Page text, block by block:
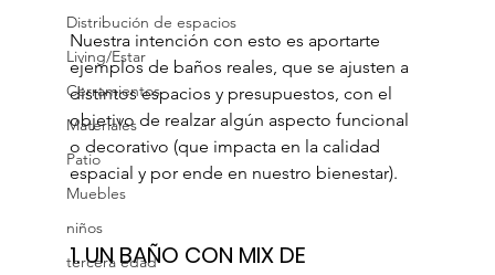
Distribución de espacios
Living/Estar
Cerramientos
Materiales
Patio
Muebles
niños
tercera edad
Nuestra intención con esto es aportarte
ejemplos de baños reales, que se ajusten a
distintos espacios y presupuestos, con el
objetivo de realzar algún aspecto funcional
o decorativo (que impacta en la calidad
espacial y por ende en nuestro bienestar).
1. UN BAÑO CON MIX DE